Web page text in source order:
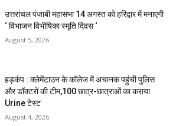
उत्तरांचल पंजाबी महासभा 14 अगस्त को हरिद्वार में मनाएगी
‘ विभाजन विभीषिका स्मृति दिवस ‘
August 5, 2026
हड़कंप : क्लेमेंटाउन के कॉलेज में अचानक पहुंची पुलिस
और डॉक्टरों की टीम,100 छात्र-छात्राओं का कराया
Urine टेस्ट
August 4, 2026